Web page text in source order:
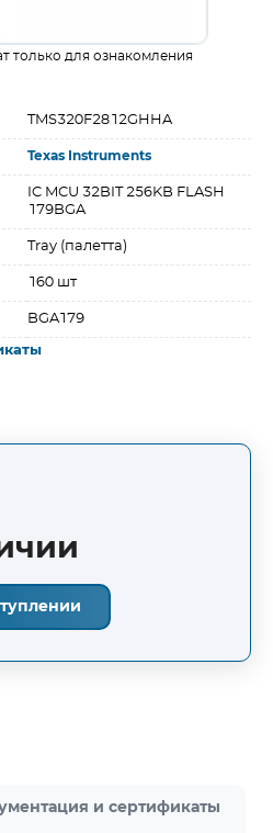
только для ознакомления
TMS320F2812GHHA
Texas Instruments
IC MCU 32BIT 256KB FLASH
179BGA
Tray (палетта)
160 шт
BGA179
и сертификаты